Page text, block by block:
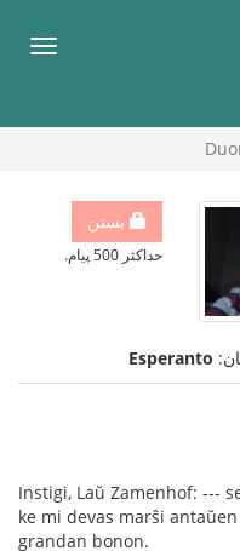
بستن
حداکثر 500 پیام.
Esperanto
Instigi, Laŭ Zamenhof: ---
ke mi devas marŝi
grandan bonon.